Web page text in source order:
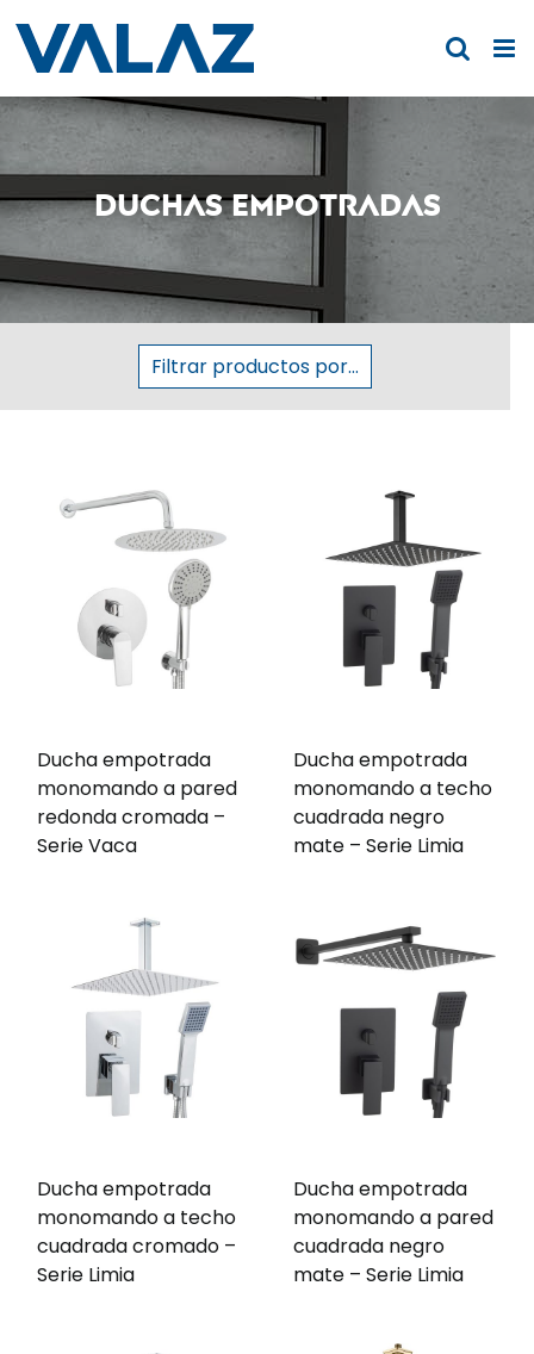
contenido
Duchas empotradas
Filtrar productos por...
Ducha empotrada
monomando a pared
redonda cromada –
Serie Vaca
Ducha empotrada
monomando a techo
cuadrada negro
mate – Serie Limia
Ducha empotrada
monomando a techo
cuadrada cromado –
Serie Limia
Ducha empotrada
monomando a pared
cuadrada negro
mate – Serie Limia